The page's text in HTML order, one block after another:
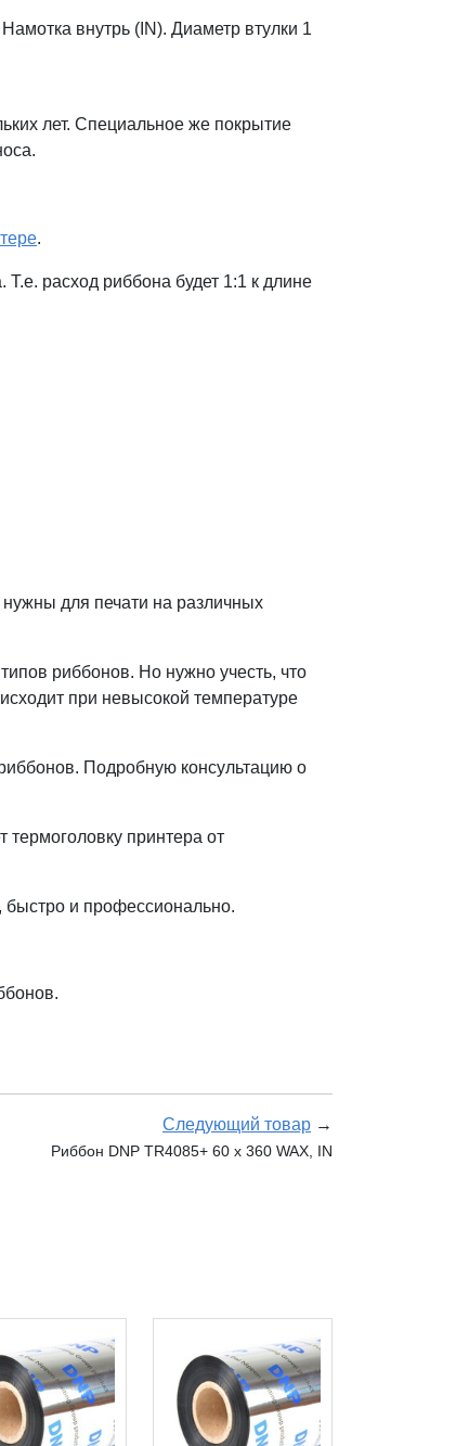
внутрь (IN). Диаметр втулки 1
лет. Специальное же покрытие
.
расход риббона будет 1:1 к длине
для печати на различных
риббонов. Но нужно учесть, что
при невысокой температуре
Подробную консультацию о
принтера от
быстро и профессионально.
Следующий товар →
Риббон DNP TR4085+ 60 x 360 WAX, IN